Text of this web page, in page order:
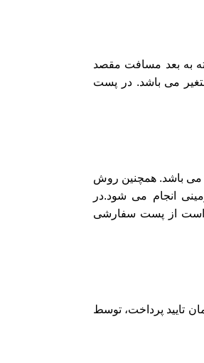
به بعد مسافت مقصد
بسته پستی بین ۲۴ الی ۷۲ ساعت متغیر می باشد. در پست
باشد. همچنین روش
انجام می شود.در
است از پست سفارشی
اراک ظرف مدت 24 ساعت از زمان تایید پرداخت، توسط